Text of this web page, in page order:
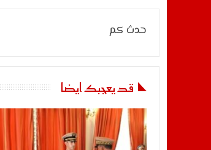
حدث كم
قد يعجبك ايضا